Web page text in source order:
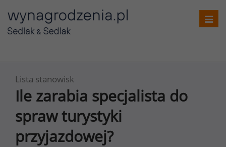
Lista stanowisk
Ile zarabia specjalista do
spraw turystyki
przyjazdowej?